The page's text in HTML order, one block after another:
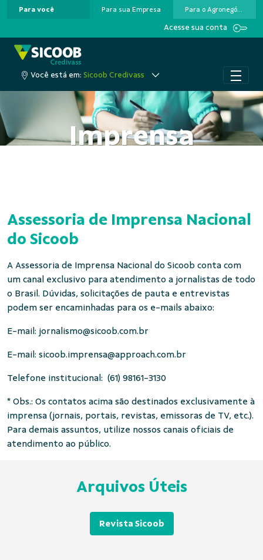
Pular para o Conteúdo principal
Para você Para sua Empresa Para o Agronegócio
Acesse sua conta
Você está em: Sicoob Credivass
Imprensa
Assessoria de Imprensa Nacional
do Sicoob
A Assessoria de Imprensa Nacional do Sicoob conta com
um canal exclusivo para atendimento a jornalistas de todo
o Brasil. Dúvidas, solicitações de pauta e entrevistas
podem ser encaminhadas para os e-mails abaixo:
E-mail: jornalismo@sicoob.com.br
E-mail: sicoob.imprensa@approach.com.br
Telefone institucional: (61) 98161-3130
* Obs.: Os contatos acima são destinados exclusivamente à
imprensa (jornais, portais, revistas, emissoras de TV, etc.).
Para demais assuntos, utilize nossos canais oficiais de
atendimento ao público.
Arquivos Úteis
Revista Sicoob